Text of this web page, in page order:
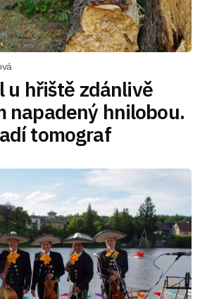
u hřiště zdánlivě
napadený hnilobou.
tomograf